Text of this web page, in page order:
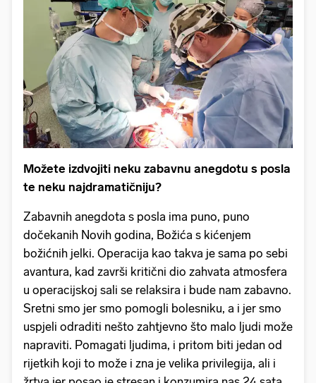
Možete izdvojiti neku zabavnu anegdotu s posla
te neku najdramatičniju?
Zabavnih anegdota s posla ima puno, puno
dočekanih Novih godina, Božića s kićenjem
božićnih jelki. Operacija kao takva je sama po sebi
avantura, kad završi kritični dio zahvata atmosfera
u operacijskoj sali se relaksira i bude nam zabavno.
Sretni smo jer smo pomogli bolesniku, a i jer smo
uspjeli odraditi nešto zahtjevno što malo ljudi može
napraviti. Pomagati ljudima, i pritom biti jedan od
rijetkih koji to može i zna je velika privilegija, ali i